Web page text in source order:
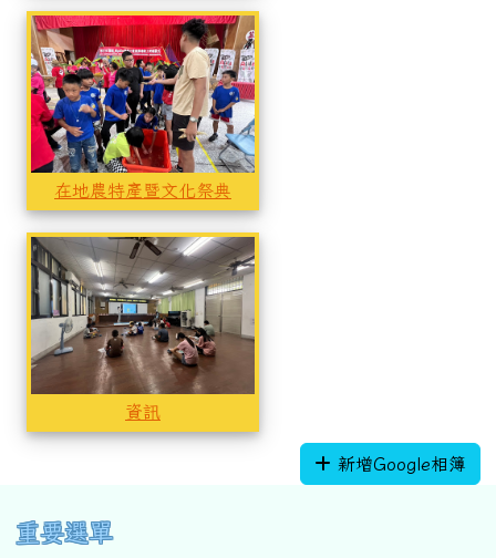
在地農特產暨文化祭典
資訊
新增Google相簿
左邊區域內容
重要選單